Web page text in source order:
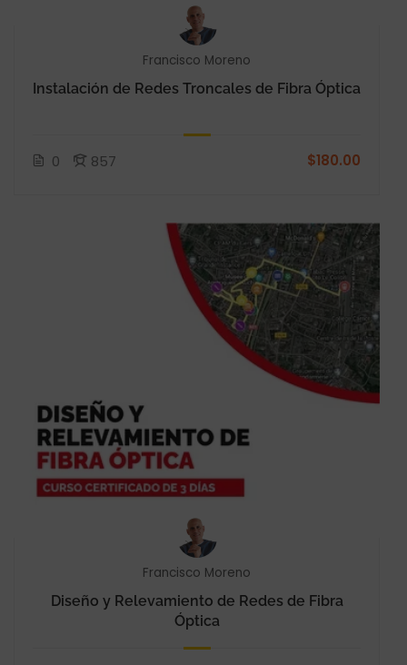
Francisco Moreno
Instalación de Redes Troncales de Fibra Óptica
0 857 $180.00
Francisco Moreno
Diseño y Relevamiento de Redes de Fibra
Óptica